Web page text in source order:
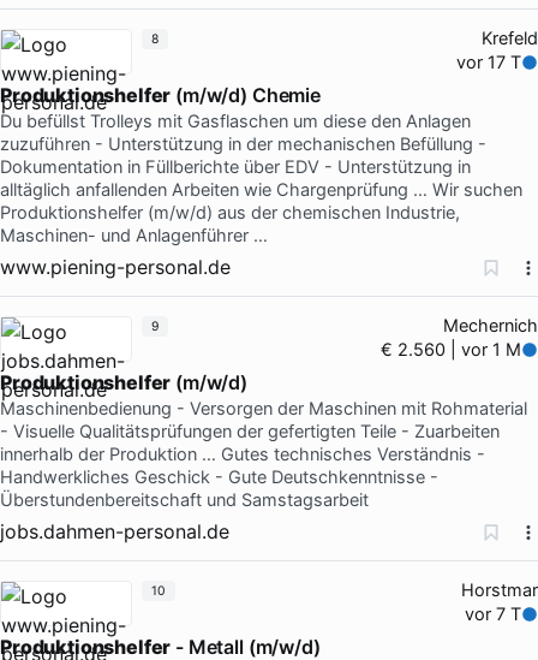
Krefeld
vor 17 T
Produktionshelfer (m/w/d) Chemie
Du befüllst Trolleys mit Gasflaschen um diese den Anlagen
zuzuführen - Unterstützung in der mechanischen Befüllung -
Dokumentation in Füllberichte über EDV - Unterstützung in
alltäglich anfallenden Arbeiten wie Chargenprüfung … Wir suchen
Produktionshelfer (m/w/d) aus der chemischen Industrie,
Maschinen- und Anlagenführer …
www.piening-personal.de
8
Mechernich
€ 2.560 | vor 1 M
Produktionshelfer (m/w/d)
Maschinenbedienung - Versorgen der Maschinen mit Rohmaterial
- Visuelle Qualitätsprüfungen der gefertigten Teile - Zuarbeiten
innerhalb der Produktion … Gutes technisches Verständnis -
Handwerkliches Geschick - Gute Deutschkenntnisse -
Überstundenbereitschaft und Samstagsarbeit
jobs.dahmen-personal.de
9
Horstmar
vor 7 T
Produktionshelfer - Metall (m/w/d)
10